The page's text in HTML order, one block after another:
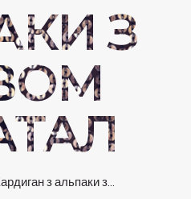
З
з альпаки з...